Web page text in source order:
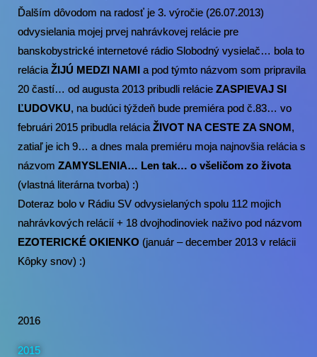
Ďalším dôvodom na radosť je 3. výročie (26.07.2013)
odvysielania mojej prvej nahrávkovej relácie pre
banskobystrické internetové rádio Slobodný vysielač… bola to
relácia ŽIJÚ MEDZI NAMI a pod týmto názvom som pripravila
20 častí… od augusta 2013 pribudli relácie ZASPIEVAJ SI
ĽUDOVKU, na budúci týždeň bude premiéra pod č.83… vo
februári 2015 pribudla relácia ŽIVOT NA CESTE ZA SNOM,
zatiaľ je ich 9… a dnes mala premiéru moja najnovšia relácia s
názvom ZAMYSLENIA… Len tak… o všeličom zo života
(vlastná literárna tvorba) :)
Doteraz bolo v Rádiu SV odvysielaných spolu 112 mojich
nahrávkových relácií + 18 dvojhodinoviek naživo pod názvom
EZOTERICKÉ OKIENKO (január – december 2013 v relácii
Kôpky snov) :)
2016
2015